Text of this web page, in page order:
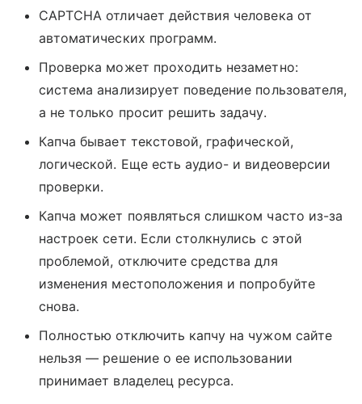
CAPTCHA отличает действия человека от
автоматических программ.
Проверка может проходить незаметно:
система анализирует поведение пользователя,
а не только просит решить задачу.
Капча бывает текстовой, графической,
логической. Еще есть аудио- и видеоверсии
проверки.
Капча может появляться слишком часто из-за
настроек сети. Если столкнулись с этой
проблемой, отключите средства для
изменения местоположения и попробуйте
снова.
Полностью отключить капчу на чужом сайте
нельзя — решение о ее использовании
принимает владелец ресурса.